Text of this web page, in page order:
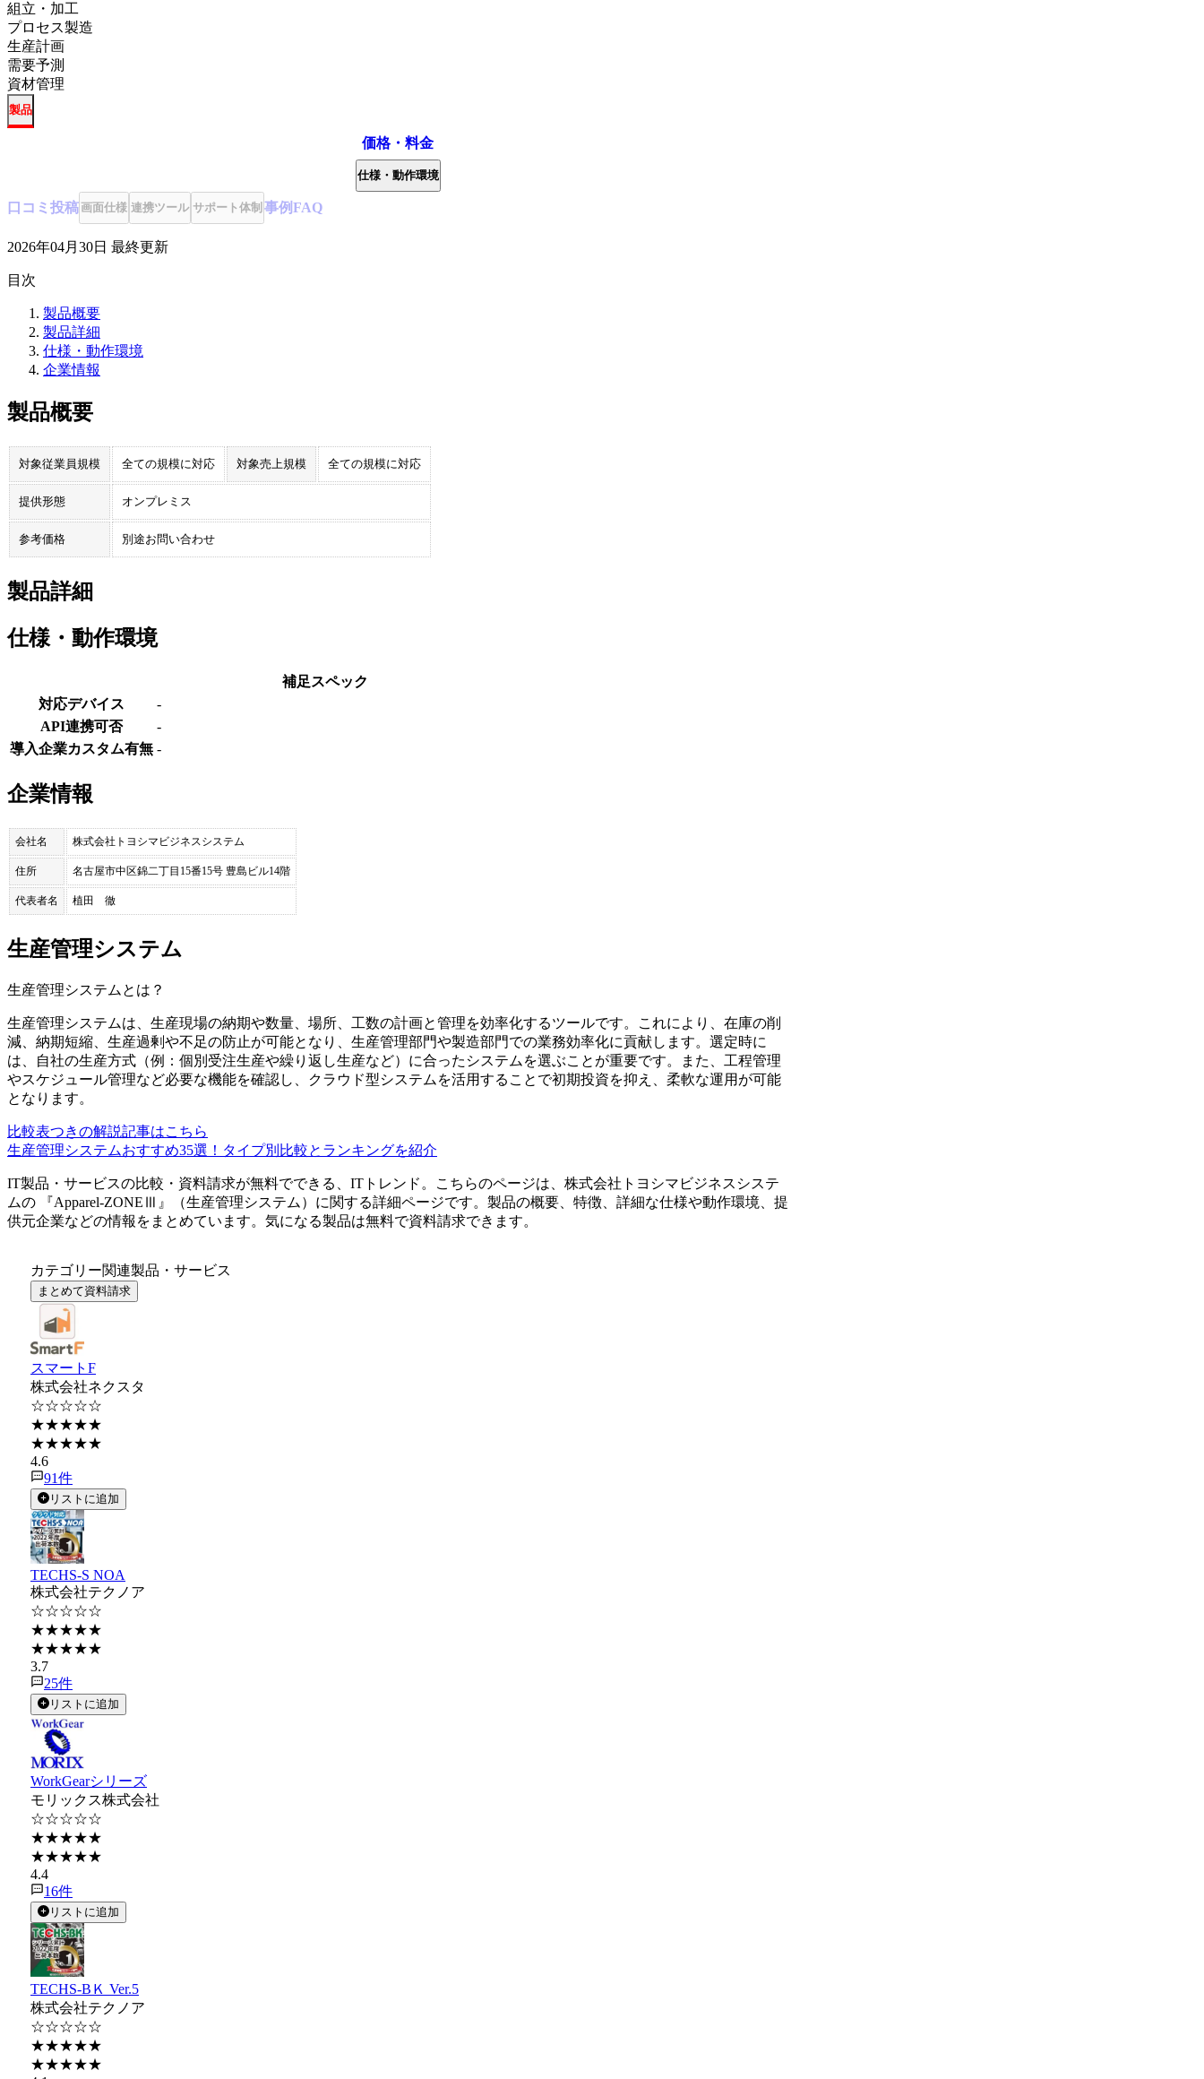
組立・加工
プロセス製造
生産計画
需要予測
資材管理
製品
価格・料金
仕様・動作環境
口コミ 投稿画面仕様 連携ツール サポート体制 事例FAQ
2026年04月30日 最終更新
目次
製品概要
製品詳細
仕様・動作環境
企業情報
製品概要
対象従業員規模 全ての規模に対応 対象売上規模 全ての規模に対応
提供形態 オンプレミス
参考価格 別途お問い合わせ
製品詳細
仕様・動作環境
補足スペック
対応デバイス
-
API連携可否
-
導入企業カスタム有無 -
企業情報
会社名 株式会社トヨシマビジネスシステム
住所 名古屋市中区錦二丁目15番15号 豊島ビル14階
代表者名 植田 徹
生産管理システム
生産管理システム とは？
生産管理システムは、生産現場の納期や数量、場所、工数の計画と管理を効率化するツールです。これにより、在庫の削
減、納期短縮、生産過剰や不足の防止が可能となり、生産管理部門や製造部門での業務効率化に貢献します。選定時に
は、自社の生産方式（例：個別受注生産や繰り返し生産など）に合ったシステムを選ぶことが重要です。また、工程管理
やスケジュール管理など必要な機能を確認し、クラウド型システムを活用することで初期投資を抑え、柔軟な運用が可能
となります。
比較表つきの解説記事はこちら
生産管理システムおすすめ35選！タイプ別比較とランキングを紹介
IT製品・サービスの比較・資料請求が無料でできる、ITトレンド。こちらのページは、 株式会社トヨシマビジネスシステ
ムの 『Apparel-ZONEⅢ 』（生産管理システム ）に関する詳細ページです。製品の概要、特徴、詳細な仕様や動作環境、提
供元企業などの情報をまとめています。気になる製品は無料で資料請求できます。
カテゴリー関連製品・サービス
まとめて資料請求
スマートF
株式会社ネクスタ
☆☆☆☆☆
★★★★★
★★★★★
4.6
91件
リストに追加
TECHS-S NOA
株式会社テクノア
☆☆☆☆☆
★★★★★
★★★★★
3.7
25件
リストに追加
WorkGearシリーズ
モリックス株式会社
☆☆☆☆☆
★★★★★
★★★★★
4.4
16件
リストに追加
TECHS-BＫ Ver.5
株式会社テクノア
☆☆☆☆☆
★★★★★
★★★★★